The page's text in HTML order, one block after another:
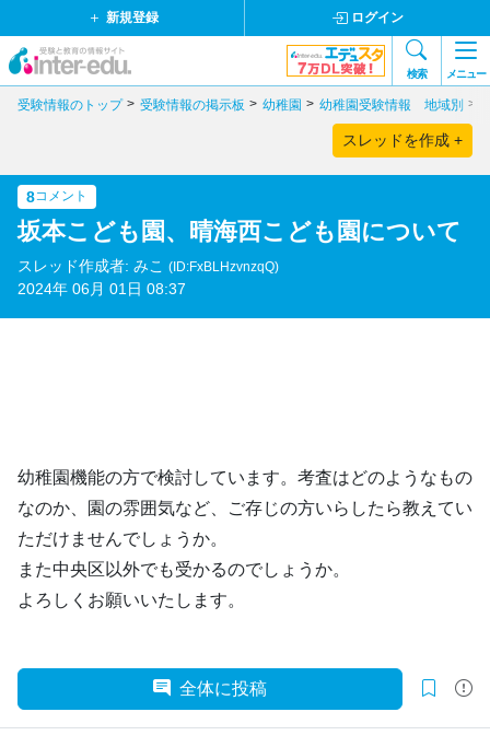
新規登録 ログイン
検索 メニュー
受験情報のトップ 受験情報の掲示板 幼稚園 幼稚園受験情報 地域別
スレッドを作成 +
8コメント
坂本こども園、晴海西こども園について
スレッド作成者: みこ (ID:FxBLHzvnzqQ)
2024年 06月 01日 08:37
幼稚園機能の方で検討しています。考査はどのようなもの
なのか、園の雰囲気など、ご存じの方いらしたら教えてい
ただけませんでしょうか。
また中央区以外でも受かるのでしょうか。
よろしくお願いいたします。
全体に投稿